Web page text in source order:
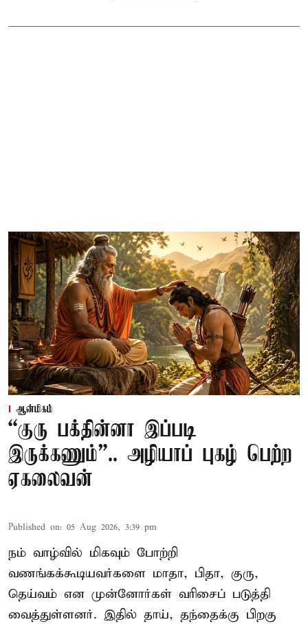
ஆன்மிகம்
“குரு பக்தின்னா இப்படி
இருக்கணும்”.. அழியாப் புகழ் பெற்ற
ஏகலைவன்
Published on: 05 Aug 2026, 3:39 pm
நம் வாழ்வில் மிகவும் போற்றி
வணங்கக்கூடியவர்களை மாதா, பிதா, குரு,
தெய்வம் என முன்னோர்கள் வரிசைப் படுத்தி
வைத்துள்ளனர். இதில் தாய், தந்தைக்கு பிறகு